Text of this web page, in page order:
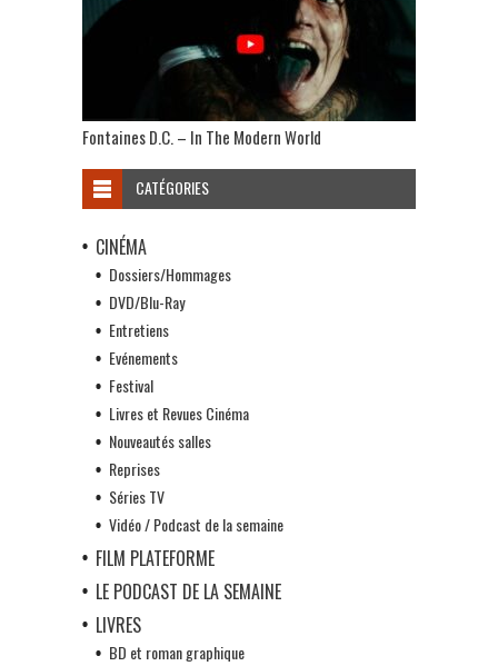
Fontaines D.C. – In The Modern World
CATÉGORIES
CINÉMA
Dossiers/Hommages
DVD/Blu-Ray
Entretiens
Evénements
Festival
Livres et Revues Cinéma
Nouveautés salles
Reprises
Séries TV
Vidéo / Podcast de la semaine
FILM PLATEFORME
LE PODCAST DE LA SEMAINE
LIVRES
BD et roman graphique